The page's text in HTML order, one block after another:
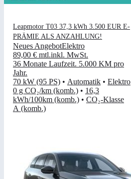
Leapmotor T03 37,3 kWh 3.500 EUR E-
PRÄMIE ALS ANZAHLUNG!
Neues AngebotElektro
89,00 € mtl.inkl. MwSt.
36 Monate Laufzeit. 5.000 KM pro
Jahr.
70 kW (95 PS) • Automatik • Elektro
0 g CO₂/km (komb.) • 16,3
kWh/100km (komb.) • CO₂-Klasse
A (komb.)